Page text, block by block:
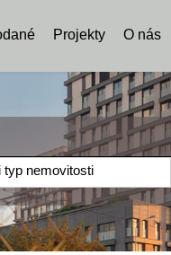
Projekty O nás
typ nemovitosti